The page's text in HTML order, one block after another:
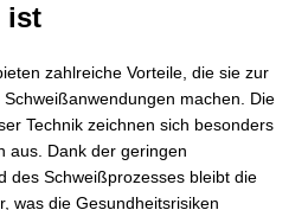
ist
zahlreiche Vorteile, die sie zur
machen. Die
Technik zeichnen sich besonders
aus. Dank der geringen
des Schweißprozesses bleibt die
was die Gesundheitsrisiken